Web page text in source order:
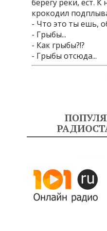
берегу реки, ест. К
крокодил
- Что это ты ешь,
- Грыбы...
- Как грыбы?!?
- Грыбы отсюда...